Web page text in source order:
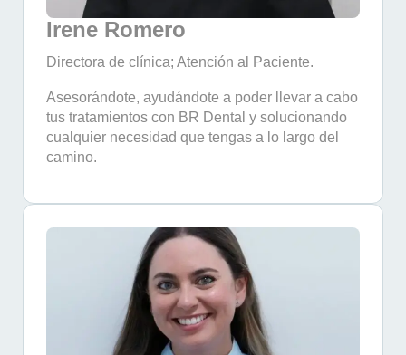
Irene Romero
Directora de clínica; Atención al Paciente.
Asesorándote, ayudándote a poder llevar a cabo
tus tratamientos con BR Dental y solucionando
cualquier necesidad que tengas a lo largo del
camino.